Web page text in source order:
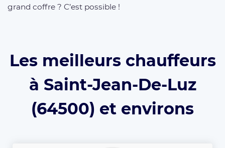
grand coffre ? C’est possible !
Les meilleurs chauffeurs
à Saint-Jean-De-Luz
(64500) et environs